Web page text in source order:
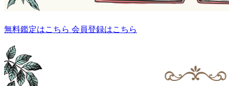
無料鑑定はこちら 会員登録はこちら